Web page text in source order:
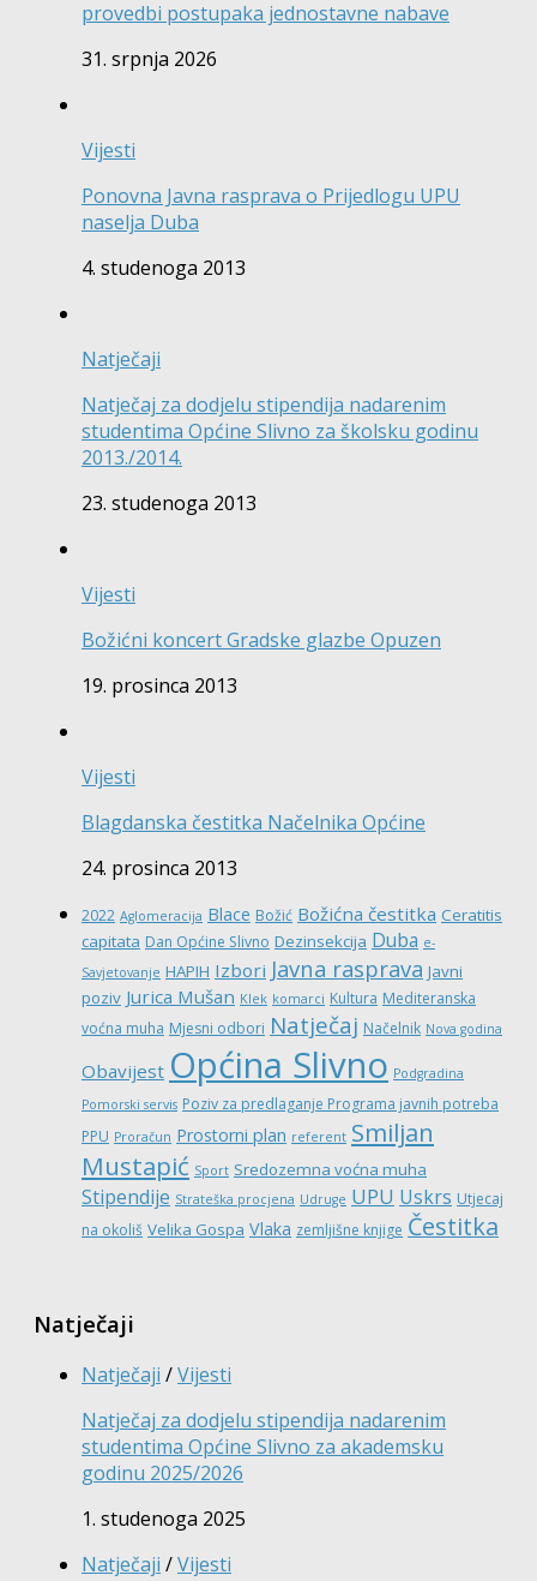
provedbi postupaka jednostavne nabave
31. srpnja 2026
Vijesti
Ponovna Javna rasprava o Prijedlogu UPU
naselja Duba
4. studenoga 2013
Natječaji
Natječaj za dodjelu stipendija nadarenim
studentima Općine Slivno za školsku godinu
2013./2014.
23. studenoga 2013
Vijesti
Božićni koncert Gradske glazbe Opuzen
19. prosinca 2013
Vijesti
Blagdanska čestitka Načelnika Općine
24. prosinca 2013
2022 Aglomeracija Blace Božić Božićna čestitka Ceratitis
capitata Dan Općine Slivno Dezinsekcija Duba e-
Savjetovanje HAPIH Izbori Javna rasprava Javni
poziv Jurica Mušan Klek komarci Kultura Mediteranska
voćna muha Mjesni odbori Natječaj Načelnik Nova godina
Obavijest Općina Slivno Podgradina
Pomorski servis Poziv za predlaganje Programa javnih potreba
PPU Proračun Prostorni plan referent Smiljan
Mustapić Sport Sredozemna voćna muha
Stipendije Strateška procjena Udruge UPU Uskrs Utjecaj
na okoliš Velika Gospa Vlaka zemljišne knjige Čestitka
Natječaji
Natječaji /Vijesti
Natječaj za dodjelu stipendija nadarenim
studentima Općine Slivno za akademsku
godinu 2025/2026
1. studenoga 2025
Natječaji /Vijesti